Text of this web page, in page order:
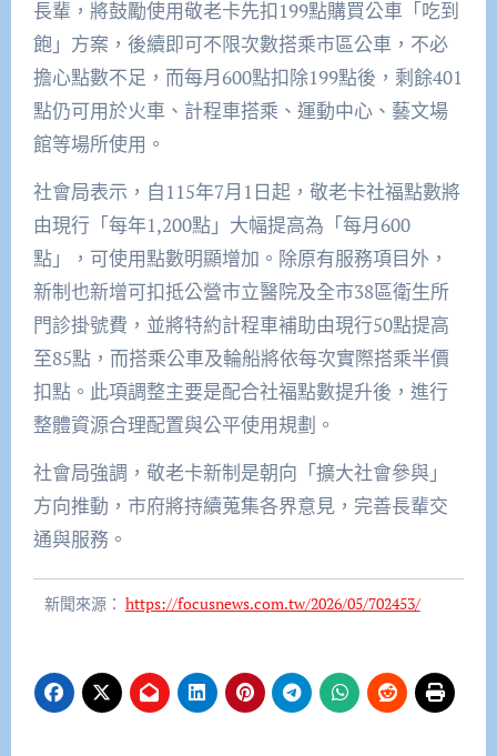
長輩，將鼓勵使用敬老卡先扣199點購買公車「吃到
飽」方案，後續即可不限次數搭乘市區公車，不必
擔心點數不足，而每月600點扣除199點後，剩餘401
點仍可用於火車、計程車搭乘、運動中心、藝文場
館等場所使用。
社會局表示，自115年7月1日起，敬老卡社福點數將
由現行「每年1,200點」大幅提高為「每月600
點」，可使用點數明顯增加。除原有服務項目外，
新制也新增可扣抵公營市立醫院及全市38區衛生所
門診掛號費，並將特約計程車補助由現行50點提高
至85點，而搭乘公車及輪船將依每次實際搭乘半價
扣點。此項調整主要是配合社福點數提升後，進行
整體資源合理配置與公平使用規劃。
社會局強調，敬老卡新制是朝向「擴大社會參與」
方向推動，市府將持續蒐集各界意見，完善長輩交
通與服務。
新聞來源： https://focusnews.com.tw/2026/05/702453/